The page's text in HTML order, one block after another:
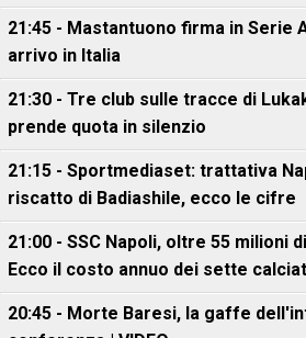
21:45 - Mastantuono firma in Serie
arrivo in Italia
21:30 - Tre club sulle tracce di
prende quota in silenzio
21:15 - Sportmediaset: trattativa
riscatto di Badiashile, ecco le cifre
21:00 - SSC Napoli, oltre 55 milioni
Ecco il costo annuo dei sette
20:45 - Morte Baresi, la gaffe